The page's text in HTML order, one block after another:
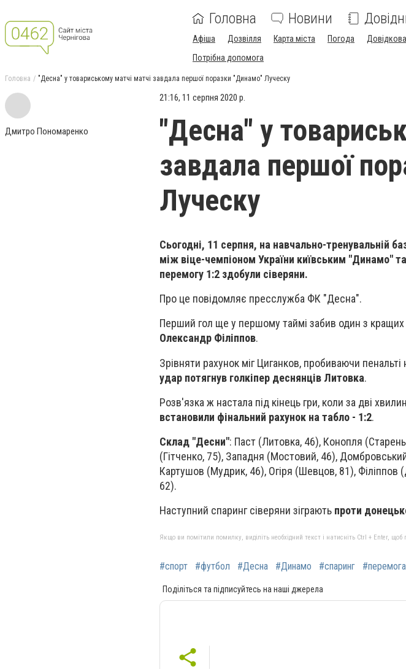
Головна Новини
Афіша Дозвілля Карта міста Погода Довідкова
Потрібна допомога
Головна "Десна" у товариському матчі матчі завдала першої поразки "Динамо" Луческу
Дмитро Пономаренко
21:16, 11 серпня 2020 р.
"Десна" у
завдала першої
Луческу
Сьогодні, 11 серпня, на навчально-тренувальній
між віце-чемпіоном України київським "Динамо"
перемогу 1:2 здобули сіверяни.
Про це повідомляє пресслужба ФК "Десна".
Перший гол ще у першому таймі забив один з
Олександр Філіппов.
Зрівняти рахунок міг Циганков, пробиваючи
удар потягнув голкіпер деснянців Литовка.
Розв'язка ж настала під кінець гри, коли за дві
встановили фінальний рахунок на табло - 1:2.
Склад "Десни": Паст (Литовка, 46), Конопля
(Гітченко, 75), Западня (Мостовий, 46),
Картушов (Мудрик, 46), Огіря (Шевцов, 81), Філіппов
62).
Наступний спаринг сіверяни зіграють проти
Якщо ви помітили помилку, виділіть необхідний текст і натисніть Ctrl + Enter, щоб
#спорт #футбол #Десна #Динамо #спаринг #перемога
Поділіться та підписуйтесь на наші джерела